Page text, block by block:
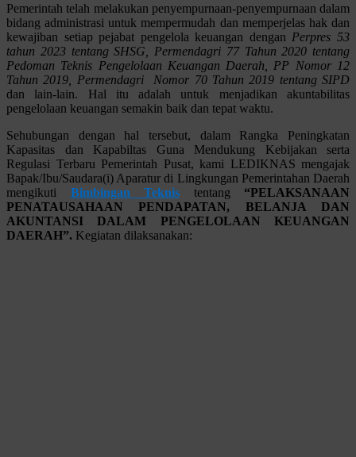
Pemerintah telah melakukan penyempurnaan-penyempurnaan dalam
bidang administrasi untuk mempermudah dan memperjelas hak dan
kewajiban setiap pejabat pengelola keuangan dengan Perpres 53
tahun 2023 tentang SHSG, Permendagri 77 Tahun 2020 tentang
Pedoman Teknis Pengelolaan Keuangan Daerah, PP Nomor 12
Tahun 2019, Permendagri Nomor 70 Tahun 2019 tentang SIPD
dan lain-lain. Hal itu adalah untuk menjadikan akuntabilitas
pengelolaan keuangan semakin baik dan tepat waktu.
Sehubungan dengan hal tersebut, dalam Rangka Peningkatan
Kapasitas dan Kapabiltas Guna Mendukung Kebijakan serta
Regulasi Terbaru Pemerintah Pusat, kami LEDIKNAS mengajak
Bapak/Ibu/Saudara(i) Aparatur di Lingkungan Pemerintahan Daerah
mengikuti Bimbingan Teknis tentang “PELAKSANAAN
PENATAUSAHAAN PENDAPATAN, BELANJA DAN
AKUNTANSI DALAM PENGELOLAAN KEUANGAN
DAERAH”. Kegiatan dilaksanakan: